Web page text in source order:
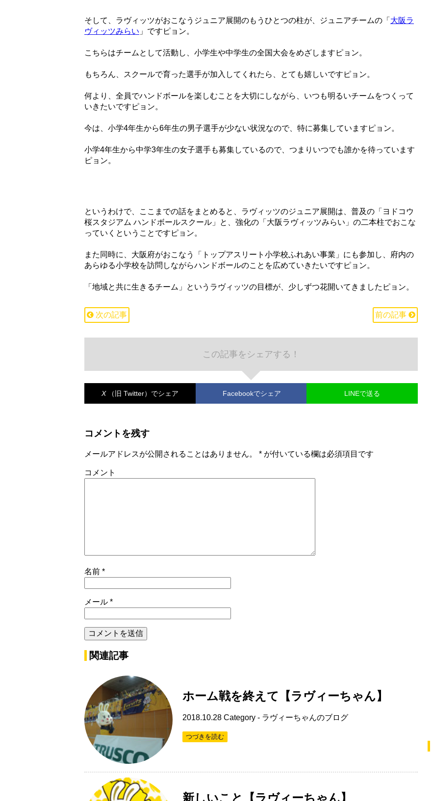
そして、ラヴィッツがおこなうジュニア展開のもうひとつの柱が、ジュニアチームの「 大阪ラ
ヴィッツみらい 」ですピョン。
こちらはチームとして活動し、小学生や中学生の全国大会をめざしますピョン。
もちろん、スクールで育った選手が加入してくれたら、とても嬉しいですピョン。
何より、全員でハンドボールを楽しむことを大切にしながら、いつも明るいチームをつくって
いきたいですピョン。
今は、小学4年生から6年生の男子選手が少ない状況なので、特に募集していますピョン。
小学4年生から中学3年生の女子選手も募集しているので、つまりいつでも誰かを待っています
ピョン。
というわけで、ここまでの話をまとめると、ラヴィッツのジュニア展開は、普及の「ヨドコウ
桜スタジアム ハンドボールスクール」と、強化の「大阪ラヴィッツみらい」の二本柱でおこな
っていくということですピョン。
また同時に、大阪府がおこなう「トップアスリート小学校ふれあい事業」にも参加し、府内の
あらゆる小学校を訪問しながらハンドボールのことを広めていきたいですピョン。
「地域と共に生きるチーム」というラヴィッツの目標が、少しずつ花開いてきましたピョン。
次の記事 前の記事
この記事をシェアする！
X （旧 Twitter） でシェア Facebookでシェア LINEで送る
コメントを残す
メールアドレスが公開されることはありません。 * が付いている欄は必須項目です
コメント
名前 *
メール *
関連記事
ホーム戦を終えて【ラヴィーちゃん】
2018.10.28 Category - ラヴィーちゃんのブログ
つづきを読む
新しいこと【ラヴィーちゃん】